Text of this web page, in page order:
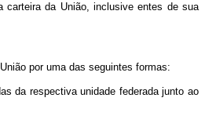
da União, inclusive entes de sua
por uma das seguintes formas:
da respectiva unidade federada junto ao